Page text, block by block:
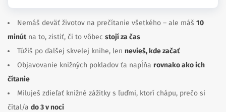
Nemáš deväť životov na prečítanie všetkého – ale máš 10
minútna to, zistiť, či to vôbec stojí za čas
Túžiš po ďalšej skvelej knihe, len nevieš, kde začať
Objavovanie knižných pokladov ťa napĺňa rovnako ako ich
čítanie
Miluješ zdieľať knižné zážitky s ľuďmi, ktorí chápu, prečo si
čítal/a do 3 v noci